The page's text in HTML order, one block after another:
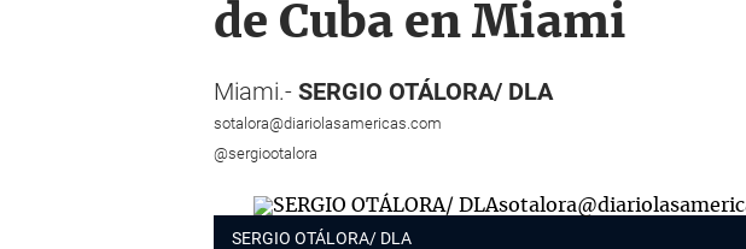
de Cuba en Miami
Miami.- SERGIO OTÁLORA/ DLA
sotalora@diariolasamericas.com
@sergiootalora
SERGIO OTÁLORA/ DLA